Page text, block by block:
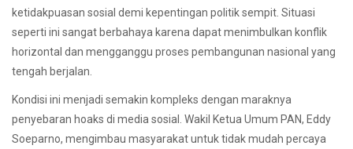
ketidakpuasan sosial demi kepentingan politik sempit. Situasi
seperti ini sangat berbahaya karena dapat menimbulkan konflik
horizontal dan mengganggu proses pembangunan nasional yang
tengah berjalan.
Kondisi ini menjadi semakin kompleks dengan maraknya
penyebaran hoaks di media sosial. Wakil Ketua Umum PAN, Eddy
Soeparno, mengimbau masyarakat untuk tidak mudah percaya